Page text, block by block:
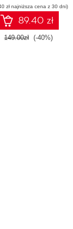
zł najniższa cena z 30 dni)
89.40 zł
149.00zł (-40%)